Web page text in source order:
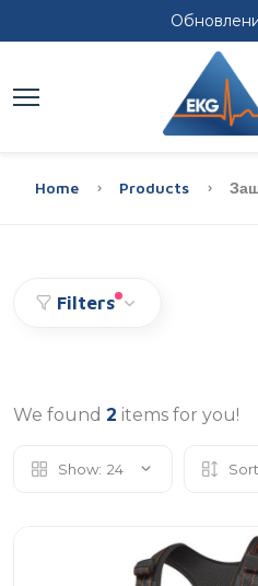
Home Products
Filters
We found 2 items for you!
Show: 24